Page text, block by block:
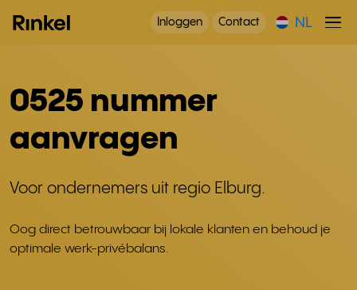
Inloggen Contact NL
0525 nummer
aanvragen
Voor ondernemers uit regio Elburg.
Oog direct betrouwbaar bij lokale klanten en behoud je
optimale werk-privébalans.